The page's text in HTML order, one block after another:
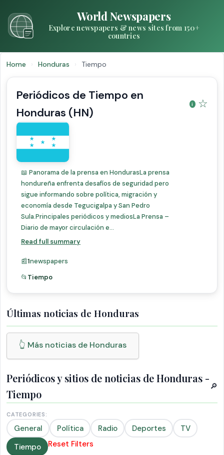
World Newspapers
Explore newspapers & news sites from 150+
countries
Home › Honduras › Tiempo
Periódicos de Tiempo en
Honduras (HN)
☆
📖 Panorama de la prensa en HondurasLa prensa
hondureña enfrenta desafíos de seguridad pero
sigue informando sobre política, migración y
economía desde Tegucigalpa y San Pedro
Sula.Principales periódicos y mediosLa Prensa –
Diario de mayor circulación e...
Read full summary
📰1newspapers
📂 Tiempo
Últimas noticias de Honduras
👆 Más noticias de Honduras
Periódicos y sitios de noticias de Honduras -
Tiempo
🔎
CATEGORIES:
General Política Radio Deportes
TV
Tiempo
Reset Filters